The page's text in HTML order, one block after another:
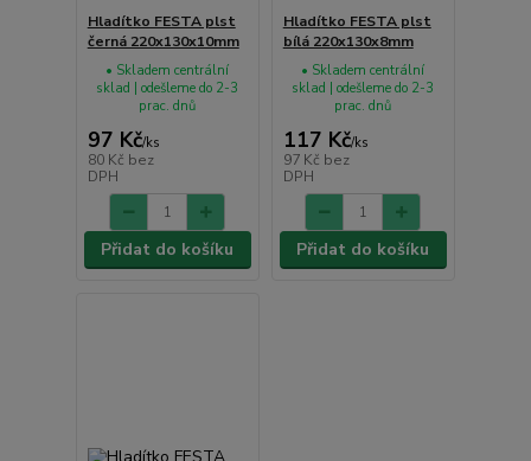
Hladítko FESTA plst
černá 220x130x10mm
97 Kč/ks
80 Kč bez
DPH
• Skladem centrální
sklad | odešleme do 2-3
prac. dnů
Přidat do košíku
Hladítko FESTA plst
bílá 220x130x8mm
117 Kč/ks
97 Kč bez
DPH
• Skladem centrální
sklad | odešleme do 2-3
prac. dnů
Přidat do košíku